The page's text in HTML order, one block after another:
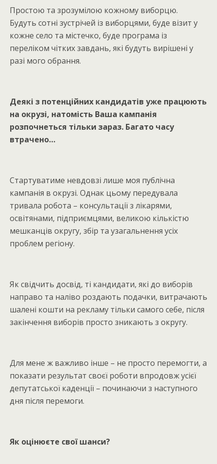
Простою та зрозумілою кожному виборцю.
Будуть сотні зустрічей із виборцями, буде візит у
кожне село та містечко, буде програма із
переліком чітких завдань, які будуть вирішені у
разі мого обрання.
Деякі з потенційних кандидатів уже працюють
на окрузі, натомість Ваша кампанія
розпочнеться тільки зараз. Багато часу
втрачено…
Стартуватиме невдовзі лише моя публічна
кампанія в окрузі. Однак цьому передувала
тривала робота – консультації з лікарями,
освітянами, підприємцями, великою кількістю
мешканців округу, збір та узагальнення усіх
проблем регіону.
Як свідчить досвід, ті кандидати, які до виборів
направо та наліво роздають подачки, витрачають
шалені кошти на рекламу тільки самого себе, після
закінчення виборів просто зникають з округу.
Для мене ж важливо інше – не просто перемогти, а
показати результат своєї роботи впродовж усієї
депутатської каденції – починаючи з наступного
дня після перемоги.
Як оцінюєте свої шанси?